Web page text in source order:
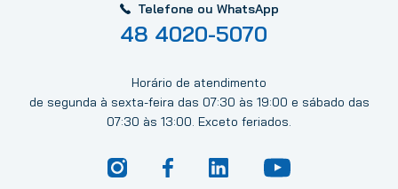
Telefone ou WhatsApp
48 4020-5070
Horário de atendimento
de segunda à sexta-feira das 07:30 às 19:00 e sábado das
07:30 às 13:00. Exceto feriados.